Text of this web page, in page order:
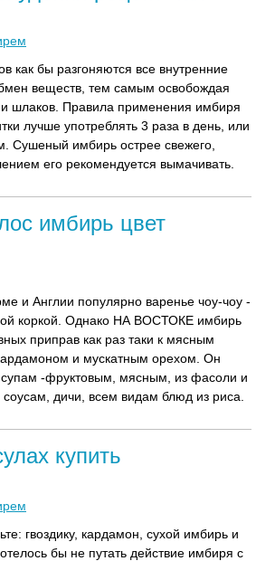
как бы разгоняются все внутренние
веществ, тем самым освобождая
и шлаков. Правила применения имбиря
лучше употреблять 3 раза в день, или
Сушеный имбирь острее свежего,
его рекомендуется вымачивать.
имбирь цвет
и Англии популярно варенье чоу-чоу -
коркой. Однако НА ВОСТОКЕ имбирь
приправ как раз таки к мясным
и мускатным орехом. Он
супам -фруктовым, мясным, из фасоли и
дичи, всем видам блюд из риса.
купить
гвоздику, кардамон, сухой имбирь и
бы не путать действие имбиря с